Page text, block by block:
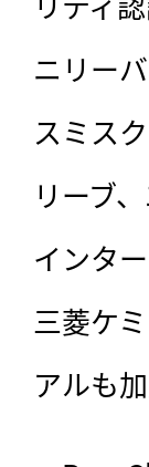
ニリー
スミス
リーブ
インタ
三菱ケ
アルも